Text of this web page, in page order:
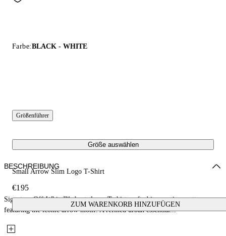
Farbe:BLACK - WHITE
Größenführer
Größe auswählen
Small Arrow Slim Logo T-Shirt
€195
ZUM WARENKORB HINZUFÜGEN
BESCHREIBUNG
Signature Off-White™ short sleeve T-shirt crafted in premium cotton,
featuring the iconic arrow motif. A refined urban essential...